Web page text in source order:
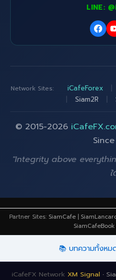
LINE:
Network Sites: iCafeForex
Siam2R
© 2015-2026
"Integrity above
Partner Sites: SiamCafe |
SiamCafeBook
📚 บทความทั้งหม
iCafeFX Network XM Signal ·